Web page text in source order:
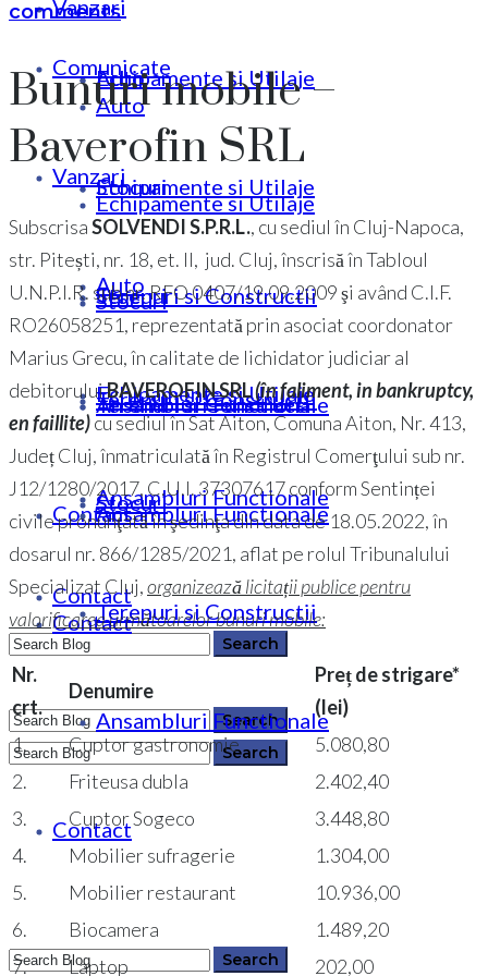
Echipamente si Utilaje
Stocuri
Terenuri si Constructii
Ansambluri Functionale
Contact
0364 146 512
Auto
Echipamente si Utilaje
Stocuri
Terenuri si Constructii
Ansambluri Functionale
Contact
Vanzari
Auto
Echipamente si Utilaje
Stocuri
Terenuri si Constructii
Ansambluri Functionale
Contact
0364 146 512
Comunicate
Vanzari
Auto
Echipamente si Utilaje
Stocuri
Terenuri si Constructii
Ansambluri Functionale
Contact
comments
Bunuri mobile –
Baverofin SRL
SubscrisaSOLVENDI S.P.R.L., cu sediul în Cluj-Napoca,
str. Pitești, nr. 18, et. II, jud. Cluj, înscrisă în Tabloul
U.N.P.I.R. sub nr. RFO 0407/19.09.2009 şi având C.I.F.
RO26058251, reprezentată prin asociat coordonator
Marius Grecu, în calitate de lichidator judiciar al
debitoruluiBAVEROFIN SRL(în faliment, in bankruptcy,
en faillite)cu sediul în Sat Aiton, Comuna Aiton, Nr. 413,
Județ Cluj, înmatriculată în Registrul Comerţului sub nr.
J12/1280/2017, C.U.I. 37307617 conform Sentinței
civile pronunţată în şedinţa din data de 18.05.2022, în
dosarul nr. 866/1285/2021, aflat pe rolul Tribunalului
Specializat Cluj,organizează licitații publice pentru
valorificarea următoarelor bunuri mobile:
Nr.
crt.
Denumire
Preț de strigare*
(lei)
1.
Cuptor gastronomie
5.080,80
2.
Friteusa dubla
2.402,40
3.
Cuptor Sogeco
3.448,80
4.
Mobilier sufragerie
1.304,00
5.
Mobilier restaurant
10.936,00
6.
Biocamera
1.489,20
7.
Laptop 202,00